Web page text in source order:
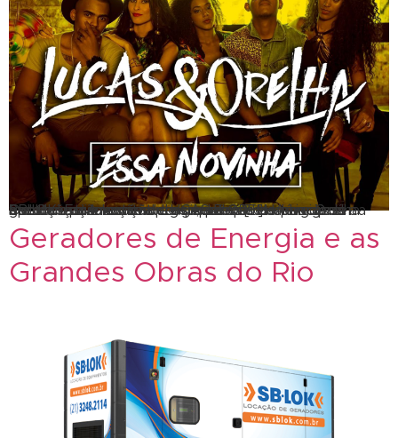
Para lançar o novo sucesso, a dupla Lucas e Orelha apostou na locação de geradores de energia da SBLOK! Estamos sempre presente nas principais gravações. A locação de geradores de energia é a melhor opção contra com imprevistos além de ser a escolha mais rentável. LUCAS E ORELHA Lucas e Orelha estiveram entre os quatro […]
Geradores de Energia e as
Grandes Obras do Rio